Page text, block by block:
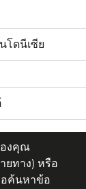
องคุณ
ยทาง) หรือ
อค้นหาข้อ